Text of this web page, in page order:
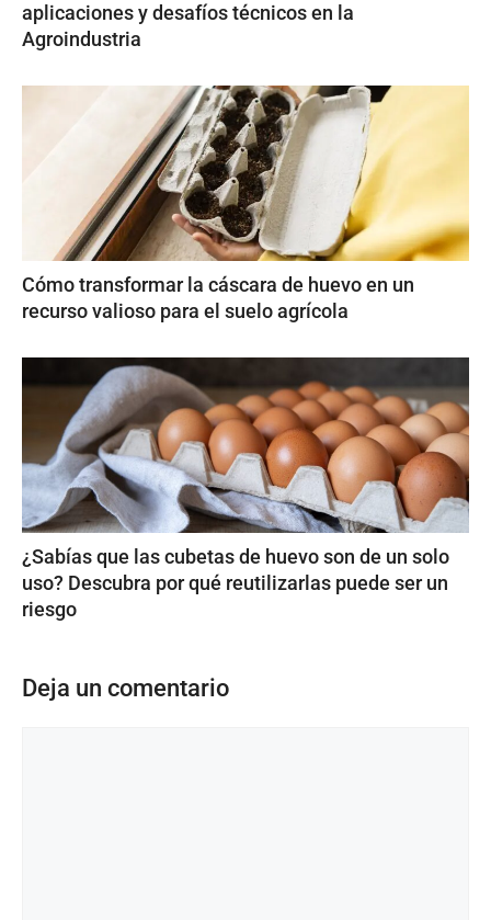
aplicaciones y desafíos técnicos en la
Agroindustria
Cómo transformar la cáscara de huevo en un
recurso valioso para el suelo agrícola
¿Sabías que las cubetas de huevo son de un solo
uso? Descubra por qué reutilizarlas puede ser un
riesgo
Deja un comentario